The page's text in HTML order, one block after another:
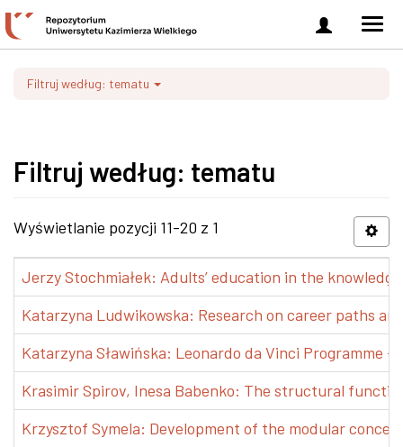
Zaloguj
się
Filtruj według: tematu
Filtruj według: tematu
Wyświetlanie pozycji 11-20 z 1
Jerzy Stochmiałek: Adults’ education in the
Katarzyna Ludwikowska: Research on career paths
Katarzyna Sławińska: Leonardo da Vinci Programme
Krasimir Spirov, Inesa Babenko: The structural
Krzysztof Symela: Development of the modular